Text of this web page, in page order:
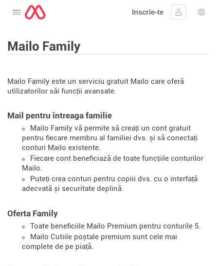
Deschide meniul
Inscrie-te
Conectare
Mailo Family
Mailo Family este un serviciu gratuit Mailo care oferă
utilizatorilor săi funcții avansate.
Mail pentru întreaga familie
Mailo Family vă permite să creați un cont gratuit
pentru fiecare membru al familiei dvs. și să conectați
conturi Mailo existente.
Fiecare cont beneficiază de toate funcțiile conturilor
Mailo.
Puteți crea conturi pentru copiii dvs. cu o interfață
adecvată și securitate deplină.
Oferta Family
Toate beneficiile Mailo Premium pentru conturile 5.
Mailo Cutiile poștale premium sunt cele mai
complete de pe piață.